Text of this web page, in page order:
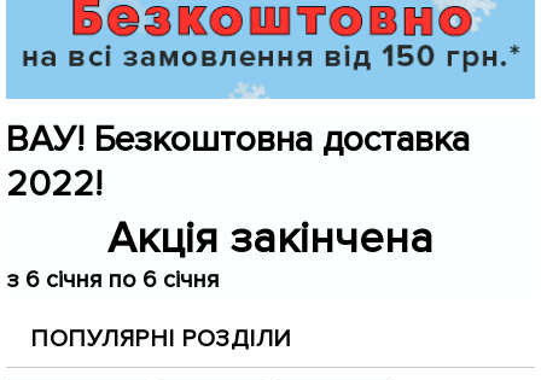
ВАУ! Безкоштовна доставка
2022!
Акція закінчена
з 6 січня по 6 січня
ПОПУЛЯРНІ РОЗДІЛИ